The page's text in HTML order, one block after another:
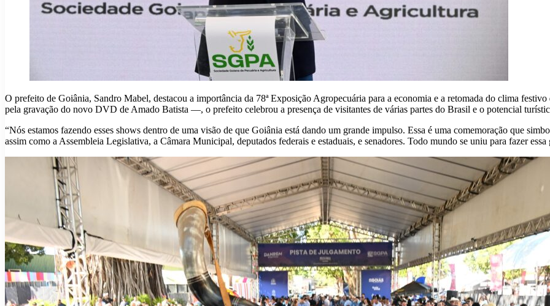
O prefeito de Goiânia, Sandro Mabel, destacou a importância da 78ª Exposição Agropecuária para a economia e a retomada do clima
pela gravação do novo DVD de Amado Batista —, o prefeito celebrou a presença de visitantes de várias partes do Brasil e o potencial
“Nós estamos fazendo esses shows dentro de uma visão de que Goiânia está dando um grande impulso. Essa é uma comemoração que
assim como a Assembleia Legislativa, a Câmara Municipal, deputados federais e estaduais, e senadores. Todo mundo se uniu para fazer